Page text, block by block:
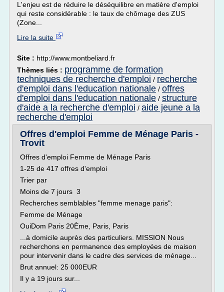
L'enjeu est de réduire le déséquilibre en matière d'emploi
qui reste considérable : le taux de chômage des ZUS
(Zone...
Lire la suite
Site : http://www.montbeliard.fr
Thèmes liés : programme de formation
techniques de recherche d'emploi / recherche
d'emploi dans l'education nationale / offres
d'emploi dans l'education nationale / structure
d'aide a la recherche d'emploi / aide jeune a la
recherche d'emploi
Offres d'emploi Femme de Ménage Paris -
Trovit
Offres d'emploi Femme de Ménage Paris
1-25 de 417 offres d'emploi
Trier par
Moins de 7 jours 3
Recherches semblables "femme menage paris":
Femme de Ménage
OuiDom Paris 20Ème, Paris, Paris
...à domicile auprès des particuliers. MISSION Nous
recherchons en permanence des employées de maison
pour intervenir dans le cadre des services de ménage...
Brut annuel: 25 000EUR
Il y a 19 jours sur...